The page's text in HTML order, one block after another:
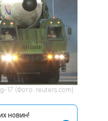
17 (Фото: reuters.com)
новин!